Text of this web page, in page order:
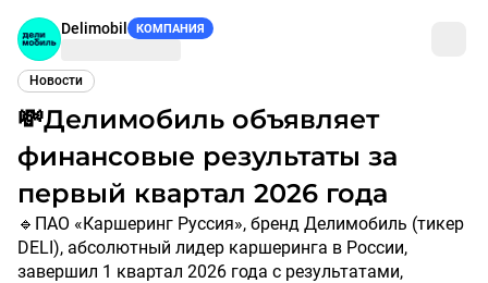
Delimobil КОМПАНИЯ
Новости
💸Делимобиль объявляет
финансовые результаты за
первый квартал 2026 года
🔹ПАО «Каршеринг Руссия», бренд Делимобиль (тикер
DELI), абсолютный лидер каршеринга в России,
завершил 1 квартал 2026 года с результатами,